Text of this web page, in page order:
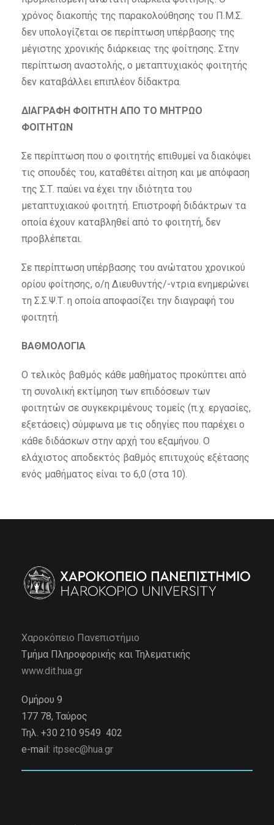
χρόνος διακοπής της παρακολούθησης του Π.Μ.Σ.
δεν υπολογίζεται σε περίπτωση υπέρβασης της
μέγιστης χρονικής διάρκειας της φοίτησης. Στην
περίπτωση αναστολής, ο μεταπτυχιακός φοιτητής
δεν καταβάλλει επιπλέον δίδακτρα.
ΔΙΑΓΡΑΦΗ ΦΟΙΤΗΤΗ ΑΠΟ ΤΟ ΜΗΤΡΩΟ
ΦΟΙΤΗΤΩΝ
Σε περίπτωση που ο φοιτητής επιθυμεί να διακόψει
τις σπουδές του, καταθέτει αίτηση και με απόφαση
της Σ.Τ. παύει να έχει την ιδιότητα του
μεταπτυχιακού φοιτητή. Επιστροφή διδάκτρων τα
οποία έχουν καταβληθεί από το φοιτητή, δεν
προβλέπεται.
Σε περίπτωση υπέρβασης του ανώτατου χρονικού
ορίου φοίτησης, ο/η Διευθυντής/-ντρια ενημερώνει
τη Σ.Σ.Ψ.Τ. η οποία αποφασίζει την διαγραφή του
φοιτητή.
ΒΑΘΜΟΛΟΓΙΑ
Ο τελικός βαθμός κάθε μαθήματος προκύπτει από
τη συνολική εκτίμηση των επιδόσεων των
φοιτητών σε συγκεκριμένους τομείς (π.χ. εργασίες,
εξετάσεις) σύμφωνα με τις οδηγίες που παρέχει ο
κάθε διδάσκων στην αρχή του εξαμήνου. Ο
ελάχιστος αποδεκτός βαθμός επιτυχούς εξέτασης
ενός μαθήματος είναι το 6,0 (στα 10).
Χαροκόπειο Πανεπιστήμιο
Τμήμα Πληροφορικής και Τηλεματικής
www.dit.hua.gr
Ομήρου 9
177 78, Ταύρος
Τηλ. +30 210 9549 402
e-mail: itpsec@hua.gr